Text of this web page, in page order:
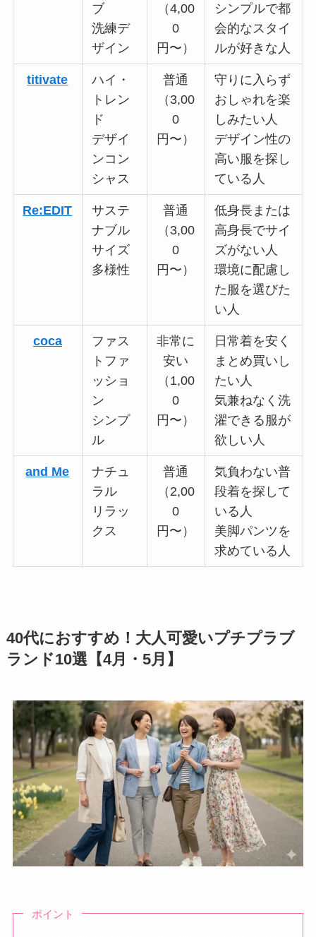
ブ
洗練デ
ザイン
（4,00
0
円〜）
シンプルで都
会的なスタイ
ルが好きな人
titivate
ハイ・
トレン
ド
デザイ
ンコン
シャス
普通
（3,00
0
円〜）
守りに入らず
おしゃれを楽
しみたい人
デザイン性の
高い服を探し
ている人
Re:EDIT
サステ
ナブル
サイズ
多様性
普通
（3,00
0
円〜）
低身長または
高身長でサイ
ズがない人
環境に配慮し
た服を選びた
い人
coca
ファス
トファ
ッショ
ン
シンプ
ル
非常に
安い
（1,00
0
円〜）
日常着を安く
まとめ買いし
たい人
気兼ねなく洗
濯できる服が
欲しい人
and Me
ナチュ
ラル
リラッ
クス
普通
（2,00
0
円〜）
気負わない普
段着を探して
いる人
美脚パンツを
求めている人
40代におすすめ！大人可愛いプチプラブ
ランド10選【4月・5月】
ポイント